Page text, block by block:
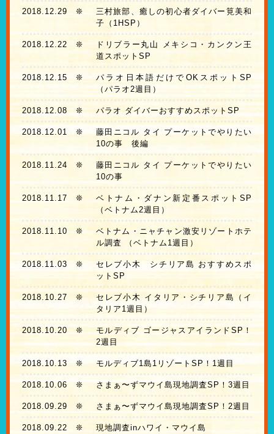
2018.12.29 ❊
三村旅部、癒しの初心者ダイバー筧美和
子（1HSP）
2018.12.22 ❊
ドリブラー丸山 メキシコ・カンクン王
道スポットSP
2018.12.15❊
パラオ日本語だけでOKスポットSP
（パラオ2週目）
2018.12.08 ❊ パラオ ダイバーおすすめスポットSP
2018.12.01 ❊
藤田ニコル タイ プーケットでやりたい
10の事 後編
2018.11.24 ❊
藤田ニコル タイ プーケットでやりたい
10の事
2018.11.17 ❊
ベトナム・ダナン新定番スポットSP
（ベトナム2週目）
2018.11.10❊
ベトナム・ニャチャン激安リゾートホテ
ル調査 （ベトナム1週目）
2018.11.03 ❊
セレブ小木 シチリア島 おすすめスポ
ットSP
2018.10.27 ❊
セレブ小木 イタリア・シチリア島（イ
タリア1週目）
2018.10.20❊
モルディブ ゴージャスアイランドSP！
2週目
2018.10.13❊ モルディブ1島1リゾートSP！1週目
2018.10.06 ❊ さまぁ〜ずマウイ島現地調査SP！3週目
2018.09.29 ❊ さまぁ〜ずマウイ島現地調査SP！2週目
2018.09.22 ❊ 現地調査inハワイ・マウイ島